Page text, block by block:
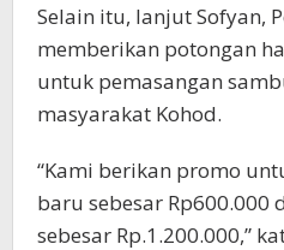
Selain itu, lanjut Sofyan,
memberikan potongan
untuk pemasangan
masyarakat Kohod.
“Kami berikan promo
baru sebesar Rp600.000
sebesar Rp.1.200.000,”